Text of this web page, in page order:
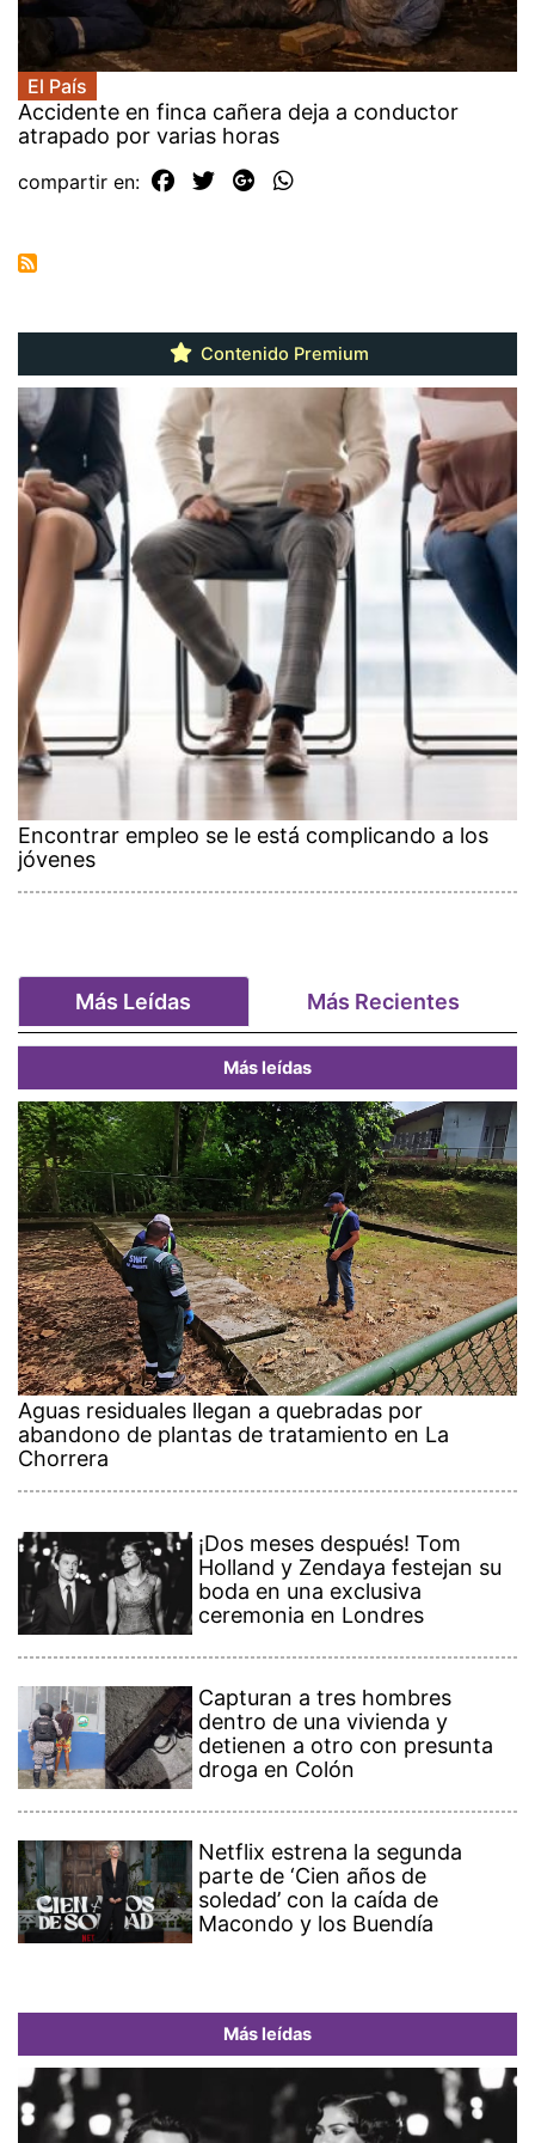
El País
Accidente en finca cañera deja a conductor
atrapado por varias horas
compartir en:
Contenido Premium
Encontrar empleo se le está complicando a los
jóvenes
Más Leídas Más Recientes
Más leídas
Aguas residuales llegan a quebradas por
abandono de plantas de tratamiento en La
Chorrera
¡Dos meses después! Tom
Holland y Zendaya festejan su
boda en una exclusiva
ceremonia en Londres
Capturan a tres hombres
dentro de una vivienda y
detienen a otro con presunta
droga en Colón
Netflix estrena la segunda
parte de ‘Cien años de
soledad’ con la caída de
Macondo y los Buendía
Más leídas